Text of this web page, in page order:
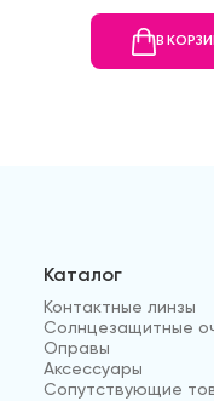
В
Каталог
Контактные линзы
Солнцезащитные
Оправы
Аксессуары
Сопутствующие